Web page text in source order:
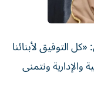
التوفيق لأبنائنا
والإدارية ونتمنى